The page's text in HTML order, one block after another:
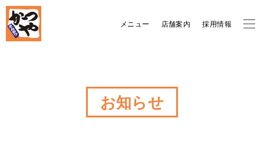
メニュー 店舗案内 採用情報
お知らせ